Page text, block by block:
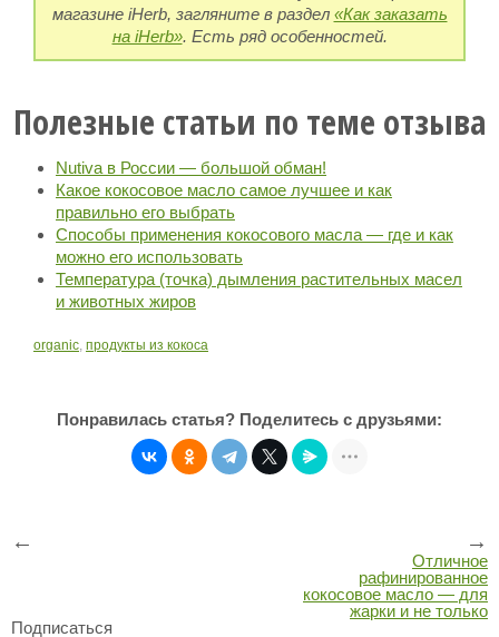
магазине iHerb, загляните в раздел «Как заказать
на iHerb». Есть ряд особенностей.
Полезные статьи по теме отзыва
Nutiva в России — большой обман!
Какое кокосовое масло самое лучшее и как
правильно его выбрать
Способы применения кокосового масла — где и как
можно его использовать
Температура (точка) дымления растительных масел
и животных жиров
organic, продукты из кокоса
Понравилась статья? Поделитесь с друзьями:
← →
Отличное
рафинированное
кокосовое масло — для
жарки и не только
Подписаться